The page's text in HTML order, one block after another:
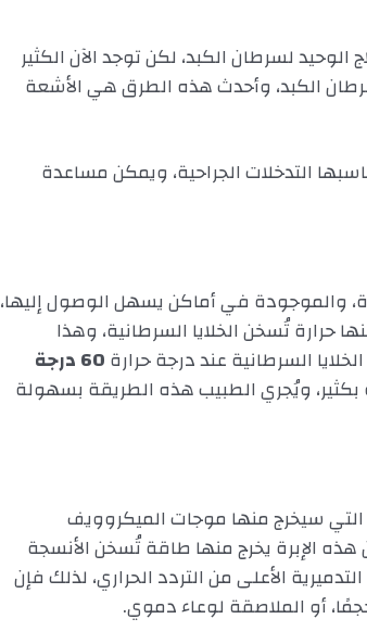
لسرطان الكبد، لكن توجد الآن الكثير
الكبد، وأحدث هذه الطرق هي الأشعة
التدخلات الجراحية، ويمكن مساعدة
والموجودة في أماكن يسهل الوصول إليها،
حرارة تُسخن الخلايا السرطانية، وهذا
السرطانية عند درجة حرارة
بكثير، ويُجري الطبيب هذه الطريقة بسهولة
التي سيخرج منها موجات الميكروويف
الإبرة يخرج منها طاقة تُسخن الأنسجة
الأعلى من التردد الحراري، لذلك فإن
أو الملاصقة لوعاء دموي.